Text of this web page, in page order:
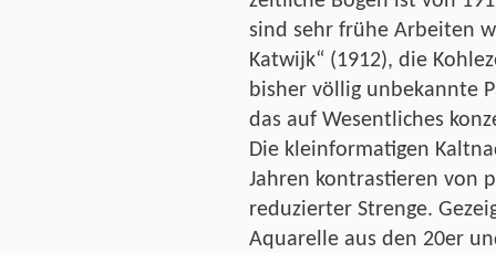
sind sehr frühe Arbeiten
Katwijk“ (1912), die
bisher völlig unbekannte
das auf Wesentliches
Die kleinformatigen
Jahren kontrastieren von
reduzierter Strenge.
Aquarelle aus den 20er